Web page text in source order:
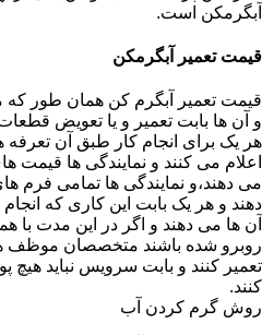
آبگرمکن است.
قیمت تعمیر آبگرمکن
قیمت تعمیر آبگرم کن همان طور که
و آن ها بابت تعمیر و یا تعویض
هر یک برای انجام کار طبق آن تعرفه
اعلام می کنند و نمایندگی ها قیمت
می دهند،و نمایندگی ها تمامی فرم
دهند و هر یک بابت این کاری که
آن ها می دهند و اگر در این مدت با
روبرو شده باشند متخصصان موظف
تعمیر کنند و بابت سرویس نباید هیچ
کنند.
روش گرم کردن آب